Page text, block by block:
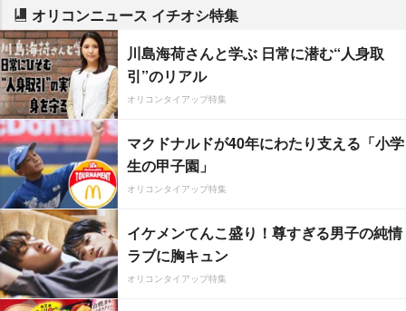
オリコンニュース イチオシ特集
川島海荷さんと学ぶ 日常に潜む“人身取
引”のリアル
オリコンタイアップ特集
マクドナルドが40年にわたり支える「小学
生の甲子園」
オリコンタイアップ特集
イケメンてんこ盛り！尊すぎる男子の純情
ラブに胸キュン
オリコンタイアップ特集